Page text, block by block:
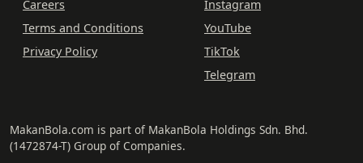
Careers
Terms and Conditions
Privacy Policy
Instagram
YouTube
TikTok
Telegram
MakanBola.com is part of MakanBola Holdings Sdn. Bhd.
(1472874-T) Group of Companies.